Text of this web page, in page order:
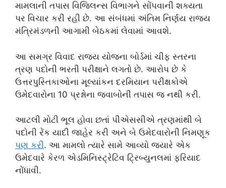
મામલાની તપાસ વિજિલન્સ વિભાગને સોંપવાની શક્યતા
પર વિચાર કરી રહી છે. આ સંબંધમાં અંતિમ નિર્ણય રાજ્ય
મંત્રિમંડળની આગામી બેઠકમાં લેવામાં આવશે.
આ સમગ્ર વિવાદ રાજ્ય યોજના બોર્ડમાં ચીફ સ્તરના
ત્રણ પદોની ભરતી પરીક્ષાને લગતો છે. આરોપ છે કે
ઉત્તરપુસ્તિકાઓના મૂલ્યાંકન દરમિયાન પરીક્ષકોએ
ઉમેદવારોના 10 પ્રશ્નોના જવાબોની તપાસ જ નથી કરી.
આટલી મોટી ભૂલ હોવા છતાં પીએસસીએ ત્રણમાંથી બે
પદોની રેંક યાદી જાહેર કરી અને બે ઉમેદવારોની નિમણૂક
પણ કરી. આ મામલો ત્યારે સામે આવ્યો જ્યારે એક
ઉમેદવારે કેરળ એડમિનિસ્ટ્રેટિવ ટ્રિબ્યુનલમાં ફરિયાદ
નોંધાવી.